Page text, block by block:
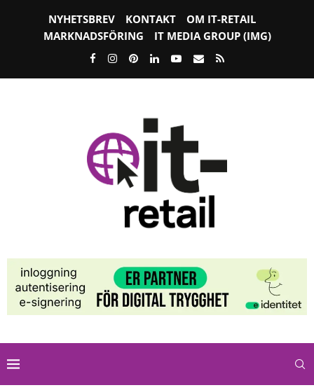
NYHETSBREV KONTAKT
OM IT-RETAIL
MARKNADSFÖRING
IT MEDIA GROUP (IMG)